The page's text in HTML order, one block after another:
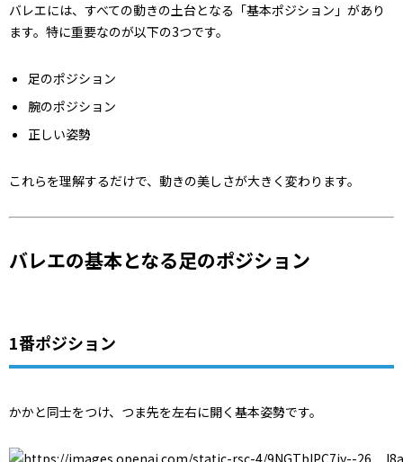
バレエには、すべての動きの土台となる「基本ポジション」があり
ます。特に重要なのが以下の3つです。
足のポジション
腕のポジション
正しい姿勢
これらを理解するだけで、動きの美しさが大きく変わります。
バレエの基本となる足のポジション
1番ポジション
かかと同士をつけ、つま先を左右に開く基本姿勢です。